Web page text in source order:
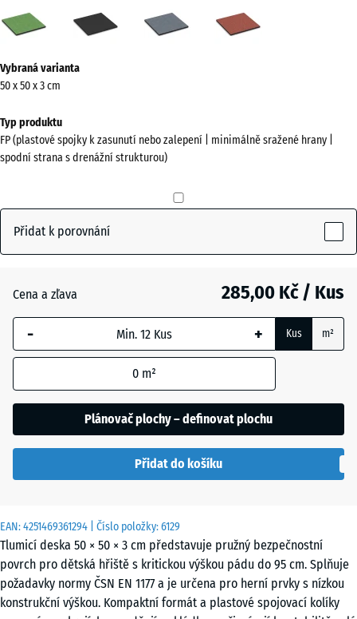
EAN:4251469361294 | Číslo položky:6129
Tlumicí deska 50 × 50 × 3 cm představuje pružný bezpečnostní
povrch pro dětská hřiště s kritickou výškou pádu do 95 cm. Splňuje
požadavky normy ČSN EN 1177 a je určena pro herní prvky s nízkou
konstrukční výškou. Kompaktní formát a plastové spojovací kolíky
zelená
informací
o
Zobrazit
paletu
zelená (active)
Antracit - 10,00 Kč
Grafitová
červená
- 10,00 Kč
Vybraná varianta
50 x 50 x 3 cm
Typ produktu
FP (plastové spojky k zasunutí nebo zalepení | minimálně sražené hrany |
spodní strana s drenážní strukturou)
Přidat k porovnání
Cena a zľava 285,00 Kč / Kus
- + Kus m²
0 m²
Plánovač plochy – definovat plochu
Přidat do košíku